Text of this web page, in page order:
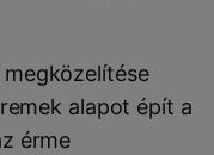
alapot épít a
érme